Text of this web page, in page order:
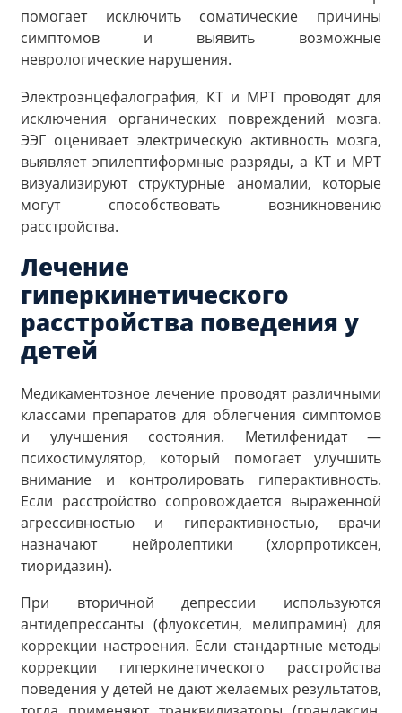
помогает исключить соматические причины
симптомов и выявить возможные
неврологические нарушения.
Электроэнцефалография, КТ и МРТ проводят для
исключения органических повреждений мозга.
ЭЭГ оценивает электрическую активность мозга,
выявляет эпилептиформные разряды, а КТ и МРТ
визуализируют структурные аномалии, которые
могут способствовать возникновению
расстройства.
Лечение
гиперкинетического
расстройства поведения у
детей
Медикаментозное лечение проводят различными
классами препаратов для облегчения симптомов
и улучшения состояния. Метилфенидат —
психостимулятор, который помогает улучшить
внимание и контролировать гиперактивность.
Если расстройство сопровождается выраженной
агрессивностью и гиперактивностью, врачи
назначают нейролептики (хлорпротиксен,
тиоридазин).
При вторичной депрессии используются
антидепрессанты (флуоксетин, мелипрамин) для
коррекции настроения. Если стандартные методы
коррекции гиперкинетического расстройства
поведения у детей не дают желаемых результатов,